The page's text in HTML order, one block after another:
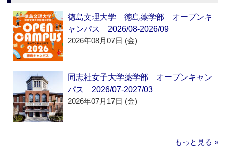
徳島文理大学 徳島薬学部 オープンキ
ャンパス 2026/08-2026/09
2026年08月07日 (金)
同志社女子大学薬学部 オープンキャン
パス 2026/07-2027/03
2026年07月17日 (金)
もっと見る »